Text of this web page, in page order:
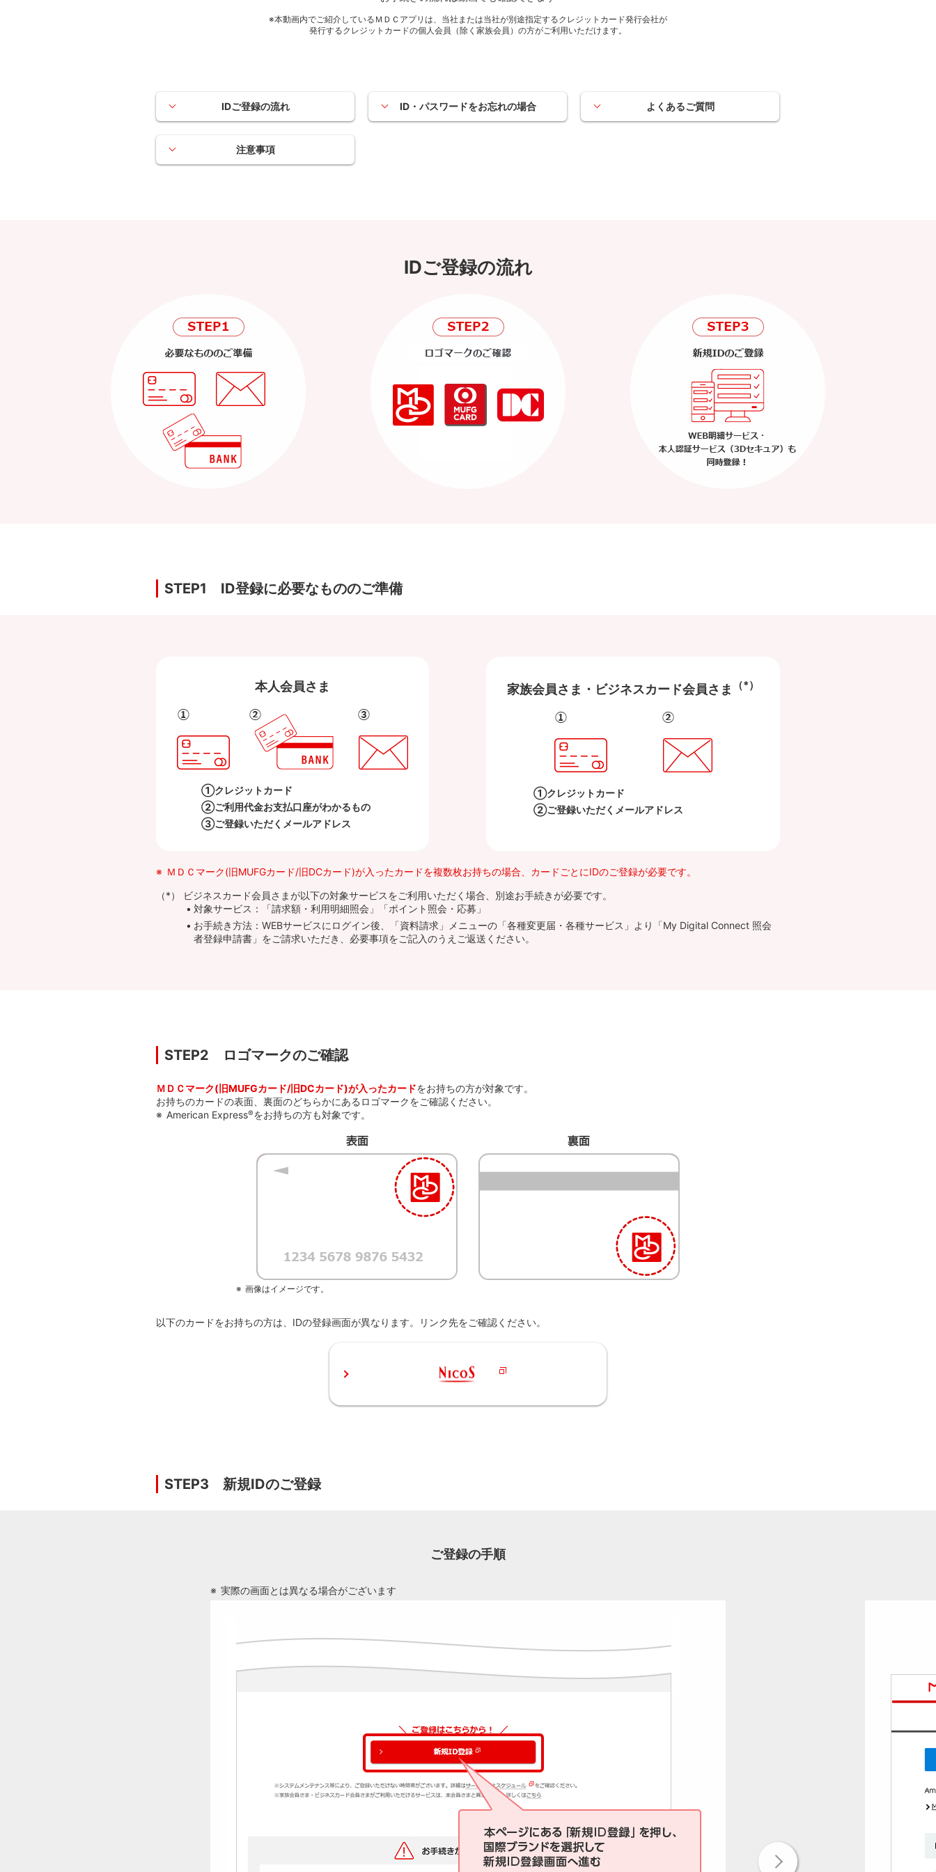
※本動画内でご紹介しているＭＤＣアプリは、当社または当社が別途指定するクレジットカード発行会社が
発行するクレジットカードの個人会員（除く家族会員）の方がご利用いただけます。
IDご登録の流れ ID・パスワードをお忘れの場合 よくあるご質問
注意事項
IDご登録の流れ
STEP1 ID登録に必要なもののご準備
本人会員さま
①クレジットカード
②ご利用代金お支払口座がわかるもの
③ご登録いただくメールアドレス
家族会員さま・ ビジネスカード会員さま （*）
①クレジットカード
②ご登録いただくメールアドレス
ＭＤＣマーク(旧MUFGカード/旧DCカード)が入ったカードを複数枚お持ちの場合、カードごとにIDのご登録が必要です。
ビジネスカード会員さまが以下の対象サービスをご利用いただく場合、別途お手続きが必要です。
対象サービス：「請求額・利用明細照会」「ポイント照会・応募」
お手続き方法：WEBサービスにログイン後、「資料請求」メニューの「各種変更届・各種サービス」より「My Digital Connect 照会
者登録申請書」をご請求いただき、必要事項をご記入のうえご返送ください。
STEP2 ロゴマークのご確認
ＭＤＣマーク(旧MUFGカード/旧DCカード)が入ったカードをお持ちの方が対象です。
お持ちのカードの表面、裏面のどちらかにあるロゴマークをご確認ください。
American Express®をお持ちの方も対象です。
画像はイメージです。
以下のカードをお持ちの方は、IDの登録画面が異なります。リンク先をご確認ください。
STEP3 新規IDのご登録
ご登録の手順
実際の画面とは異なる場合がございます